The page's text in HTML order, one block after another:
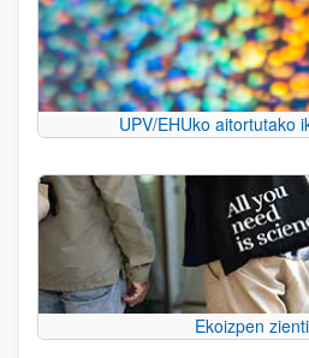
UPV/EHUko aitortutako
Ekoizpen